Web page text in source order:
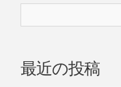
最近の投稿